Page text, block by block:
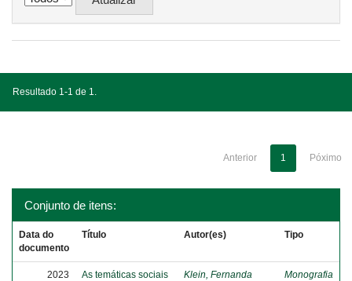
Resultado 1-1 de 1.
Anterior 1 Póximo
Conjunto de itens:
Data do
documento
Título Autor(es) Tipo
2023
As temáticas sociais
Klein, Fernanda Monografia